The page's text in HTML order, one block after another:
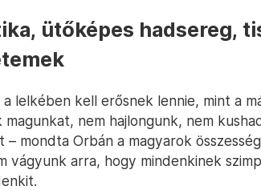
ütőképes hadsereg,
lelkében kell erősnek lennie, mint a
nem hajlongunk, nem
mondta Orbán a magyarok
vágyunk arra, hogy mindenkinek